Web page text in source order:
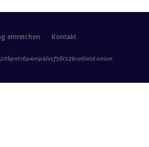
einreichen Kontakt
.onion